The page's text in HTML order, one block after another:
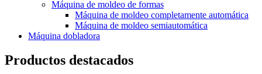
Máquina de moldeo de formas
Máquina de moldeo completamente automática
Máquina de moldeo semiautomática
Máquina dobladora
Productos destacados